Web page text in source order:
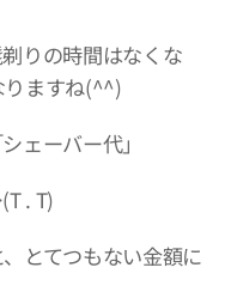
りの時間はなくな
りますね(^^)
ェーバー代」
. T)
とてつもない金額に